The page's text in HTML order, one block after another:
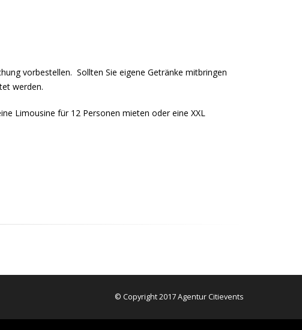
vorbestellen. Sollten Sie eigene Getränke mitbringen
werden.
Limousine für 12 Personen mieten oder eine XXL
© Copyright 2017 Agentur Citievents